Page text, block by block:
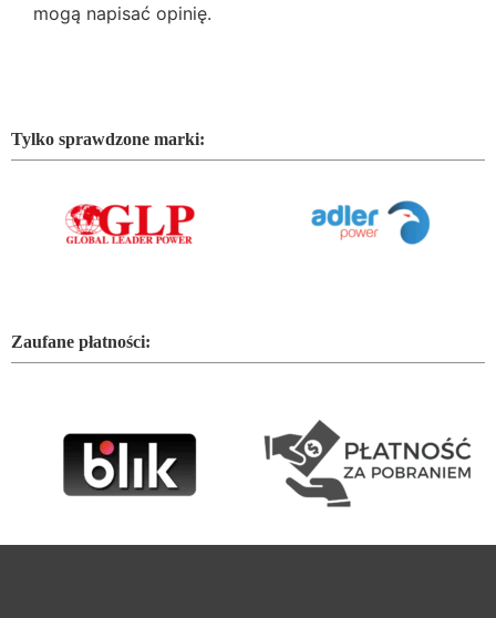
mogą napisać opinię.
Tylko sprawdzone marki:
Zaufane płatności: